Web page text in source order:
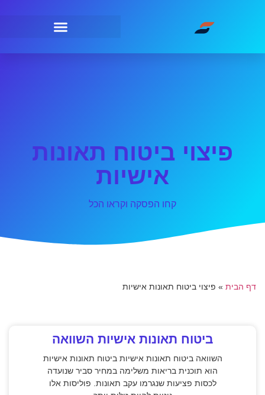
פיצוי ביטוח תאונות
אישיות
קחו הפסקה וקראו הכל
דף הבית » פיצוי ביטוח תאונות אישיות
ביטוח תאונות אישיות השוואה
השוואה ביטוח תאונות אישיות ביטוח תאונות אישיות
הוא תוכנית בריאות משלימה במחיר סביר שנועדה
לכסות פציעות שנגרמו עקב תאונות. פוליסות אלו